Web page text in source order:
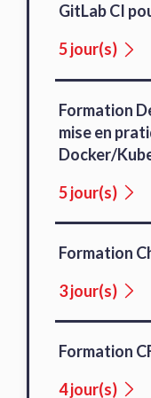
GitLab CI
5 jour(s)
Formation
mise en
Docker/
5 jour(s)
Formation
3 jour(s)
Formation
4 jour(s)